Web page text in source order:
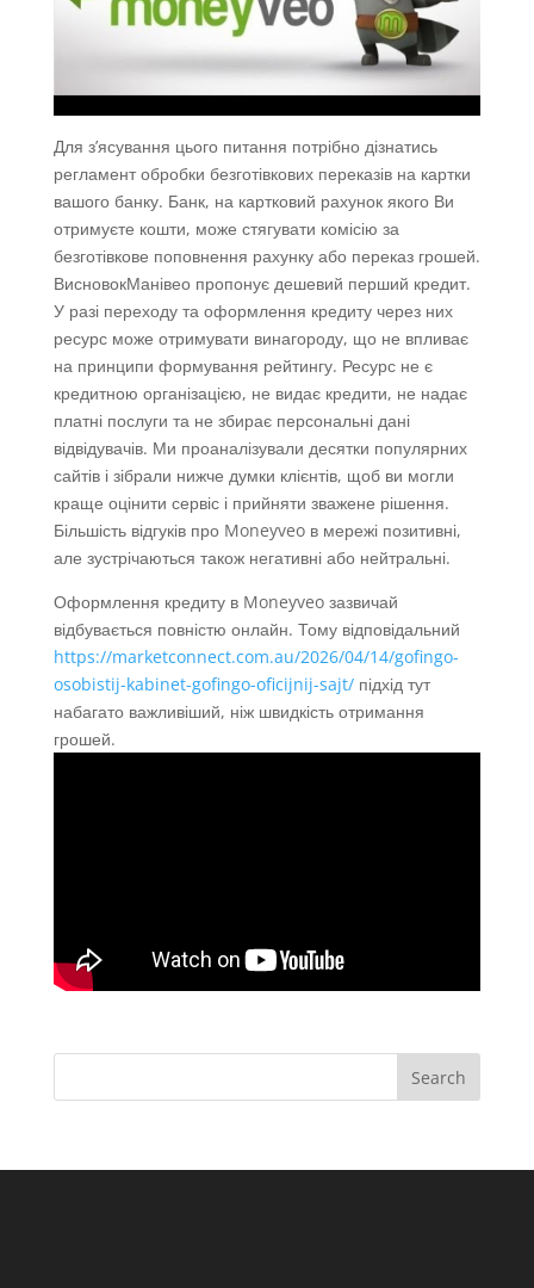
Для з’ясування цього питання потрібно дізнатись
регламент обробки безготівкових переказів на картки
вашого банку. Банк, на картковий рахунок якого Ви
отримуєте кошти, може стягувати комісію за
безготівкове поповнення рахунку або переказ грошей.
ВисновокМанівео пропонує дешевий перший кредит.
У разі переходу та оформлення кредиту через них
ресурс може отримувати винагороду, що не впливає
на принципи формування рейтингу. Ресурс не є
кредитною організацією, не видає кредити, не надає
платні послуги та не збирає персональні дані
відвідувачів. Ми проаналізували десятки популярних
сайтів і зібрали нижче думки клієнтів, щоб ви могли
краще оцінити сервіс і прийняти зважене рішення.
Більшість відгуків про Moneyveo в мережі позитивні,
але зустрічаються також негативні або нейтральні.
Оформлення кредиту в Moneyveo зазвичай
відбувається повністю онлайн. Тому відповідальний
https://marketconnect.com.au/2026/04/14/gofingo-
osobistij-kabinet-gofingo-oficijnij-sajt/підхід тут
набагато важливіший, ніж швидкість отримання
грошей.
Search